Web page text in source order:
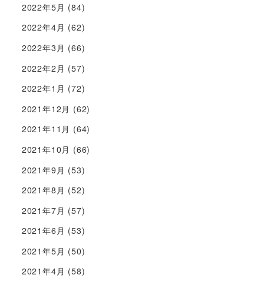
2022年5月 (84)
2022年4月 (62)
2022年3月 (66)
2022年2月 (57)
2022年1月 (72)
2021年12月 (62)
2021年11月 (64)
2021年10月 (66)
2021年9月 (53)
2021年8月 (52)
2021年7月 (57)
2021年6月 (53)
2021年5月 (50)
2021年4月 (58)